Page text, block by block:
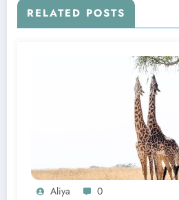
RELATED POSTS
Aliya 0